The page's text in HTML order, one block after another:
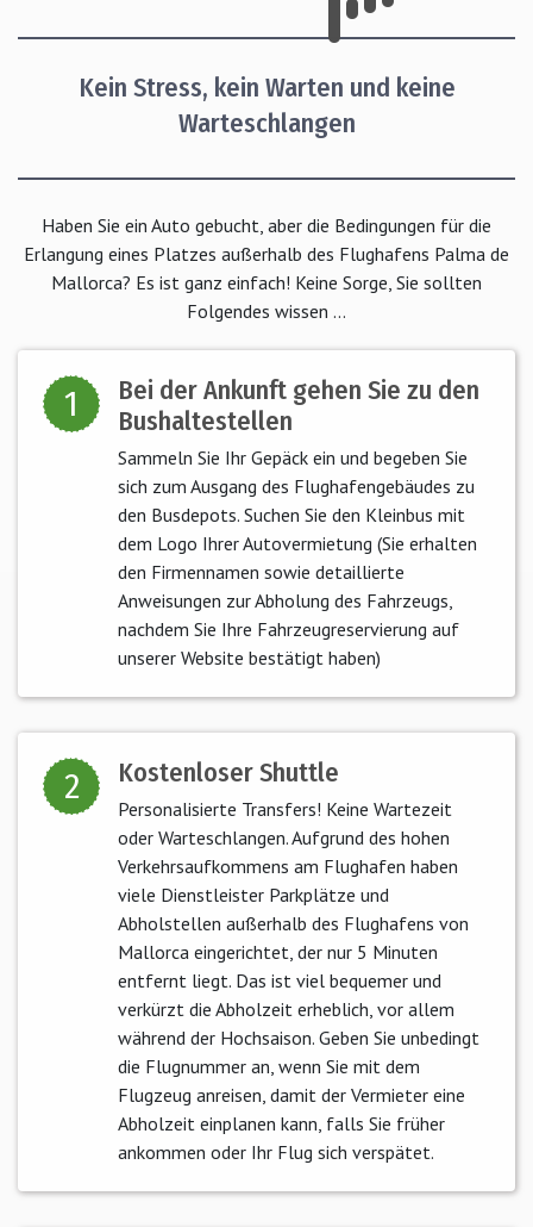
Kein Stress, kein Warten und keine
Warteschlangen
Haben Sie ein Auto gebucht, aber die Bedingungen für die
Erlangung eines Platzes außerhalb des Flughafens Palma de
Mallorca? Es ist ganz einfach! Keine Sorge, Sie sollten
Folgendes wissen ...
1
Bei der Ankunft gehen Sie zu den
Bushaltestellen
Sammeln Sie Ihr Gepäck ein und begeben Sie
sich zum Ausgang des Flughafengebäudes zu
den Busdepots. Suchen Sie den Kleinbus mit
dem Logo Ihrer Autovermietung (Sie erhalten
den Firmennamen sowie detaillierte
Anweisungen zur Abholung des Fahrzeugs,
nachdem Sie Ihre Fahrzeugreservierung auf
unserer Website bestätigt haben)
2 Kostenloser Shuttle
Personalisierte Transfers! Keine Wartezeit
oder Warteschlangen. Aufgrund des hohen
Verkehrsaufkommens am Flughafen haben
viele Dienstleister Parkplätze und
Abholstellen außerhalb des Flughafens von
Mallorca eingerichtet, der nur 5 Minuten
entfernt liegt. Das ist viel bequemer und
verkürzt die Abholzeit erheblich, vor allem
während der Hochsaison. Geben Sie unbedingt
die Flugnummer an, wenn Sie mit dem
Flugzeug anreisen, damit der Vermieter eine
Abholzeit einplanen kann, falls Sie früher
ankommen oder Ihr Flug sich verspätet.